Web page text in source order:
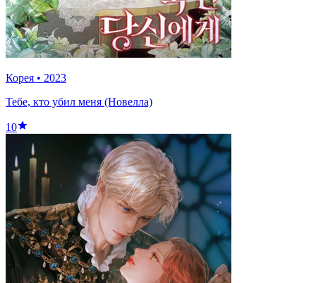
Корея • 2023
Тебе, кто убил меня (Новелла)
10